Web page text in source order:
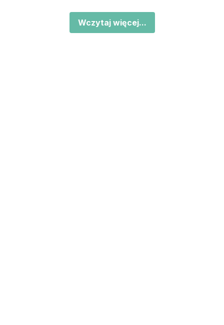
Wczytaj więcej...